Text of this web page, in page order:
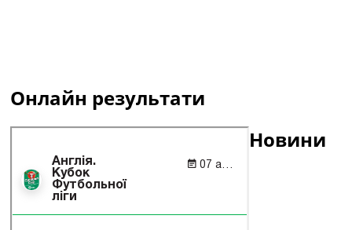
Онлайн результати
Новини